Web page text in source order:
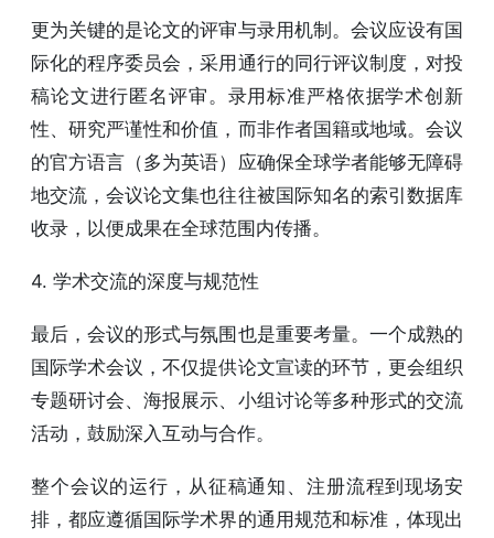
更为关键的是论文的评审与录用机制。会议应设有国
际化的程序委员会，采用通行的同行评议制度，对投
稿论文进行匿名评审。录用标准严格依据学术创新
性、研究严谨性和价值，而非作者国籍或地域。会议
的官方语言（多为英语）应确保全球学者能够无障碍
地交流，会议论文集也往往被国际知名的索引数据库
收录，以便成果在全球范围内传播。
4. 学术交流的深度与规范性
最后，会议的形式与氛围也是重要考量。一个成熟的
国际学术会议，不仅提供论文宣读的环节，更会组织
专题研讨会、海报展示、小组讨论等多种形式的交流
活动，鼓励深入互动与合作。
整个会议的运行，从征稿通知、注册流程到现场安
排，都应遵循国际学术界的通用规范和标准，体现出